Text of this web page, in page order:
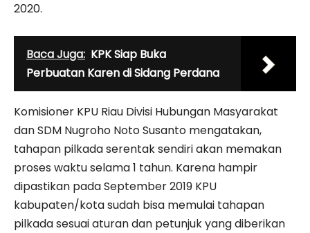
2020.
Baca Juga: KPK Siap Buka
Perbuatan Karen di Sidang Perdana
Komisioner KPU Riau Divisi Hubungan Masyarakat
dan SDM Nugroho Noto Susanto mengatakan,
tahapan pilkada serentak sendiri akan memakan
proses waktu selama 1 tahun. Karena hampir
dipastikan pada September 2019 KPU
kabupaten/kota sudah bisa memulai tahapan
pilkada sesuai aturan dan petunjuk yang diberikan